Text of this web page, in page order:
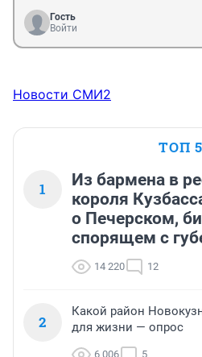
Гость
Войти
Новости СМИ2
ТОП 5
1
Из бармена в
короля
о Печерском,
спорящем с
14 220 12
2
Какой район
для жизни — опрос
6 006 5